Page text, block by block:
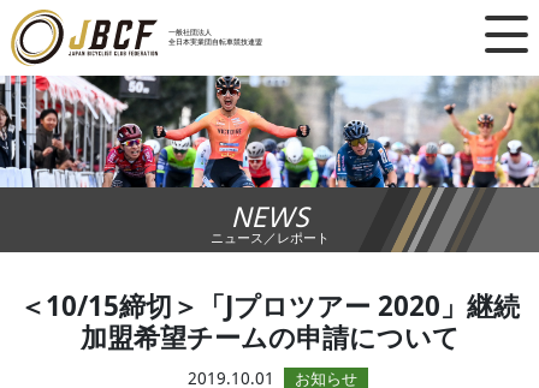
一般社団法人
全日本実業団自転車競技連盟
×
ニュース
レース日程
ランキング
チーム・選手
NEWS
ニュース／レポート
＜10/15締切＞「Jプロツアー 2020」継続
加盟希望チームの申請について
2019.10.01